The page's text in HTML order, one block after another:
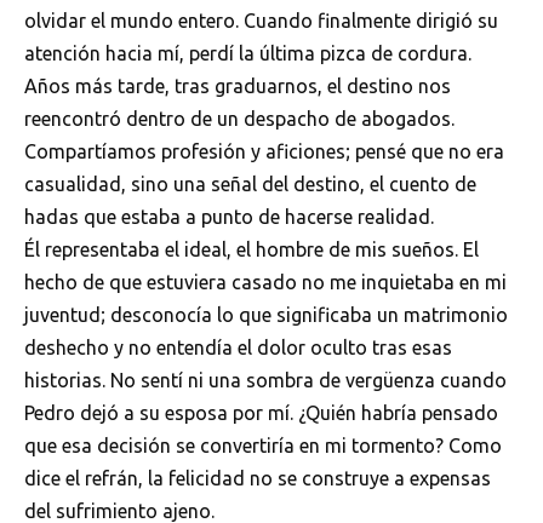
olvidar el mundo entero. Cuando finalmente dirigió su
atención hacia mí, perdí la última pizca de cordura.
Años más tarde, tras graduarnos, el destino nos
reencontró dentro de un despacho de abogados.
Compartíamos profesión y aficiones; pensé que no era
casualidad, sino una señal del destino, el cuento de
hadas que estaba a punto de hacerse realidad.
Él representaba el ideal, el hombre de mis sueños. El
hecho de que estuviera casado no me inquietaba en mi
juventud; desconocía lo que significaba un matrimonio
deshecho y no entendía el dolor oculto tras esas
historias. No sentí ni una sombra de vergüenza cuando
Pedro dejó a su esposa por mí. ¿Quién habría pensado
que esa decisión se convertiría en mi tormento? Como
dice el refrán, la felicidad no se construye a expensas
del sufrimiento ajeno.